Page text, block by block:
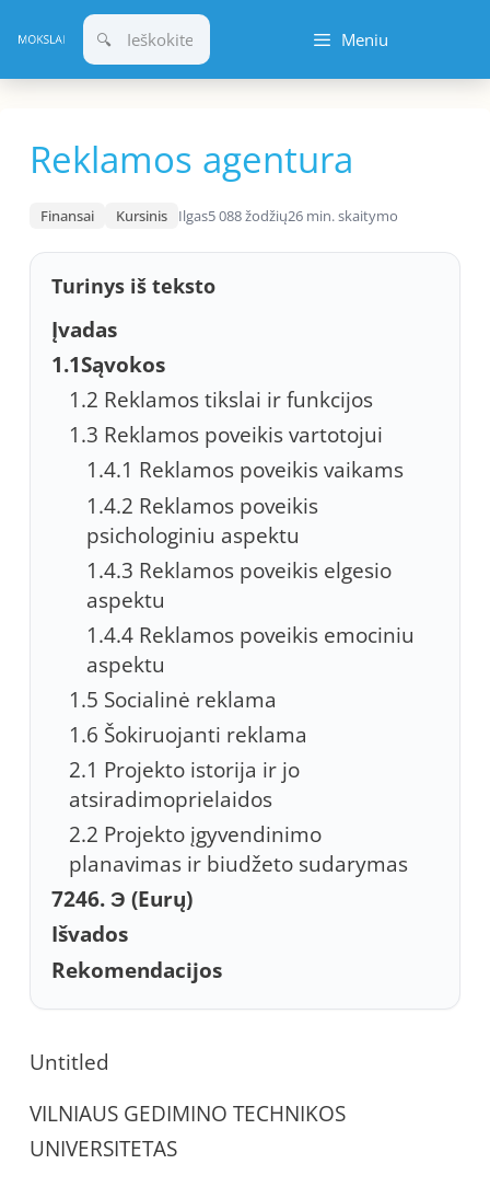
prie
turinio
Meniu
Reklamos agentura
Finansai Kursinis Ilgas5 088 žodžių26 min. skaitymo
Turinys iš teksto
Įvadas
1.1Sąvokos
1.2 Reklamos tikslai ir funkcijos
1.3 Reklamos poveikis vartotojui
1.4.1 Reklamos poveikis vaikams
1.4.2 Reklamos poveikis
psichologiniu aspektu
1.4.3 Reklamos poveikis elgesio
aspektu
1.4.4 Reklamos poveikis emociniu
aspektu
1.5 Socialinė reklama
1.6 Šokiruojanti reklama
2.1 Projekto istorija ir jo
atsiradimoprielaidos
2.2 Projekto įgyvendinimo
planavimas ir biudžeto sudarymas
7246. Э (Eurų)
Išvados
Rekomendacijos
Untitled
VILNIAUS GEDIMINO TECHNIKOS
UNIVERSITETAS